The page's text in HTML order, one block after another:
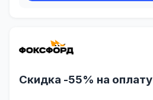
Скидка -55% на оплату